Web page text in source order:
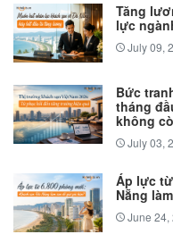
Tăng
lực
July 09,
Bức
tháng
không
July 03,
Áp lực
Nẵng
June 24,